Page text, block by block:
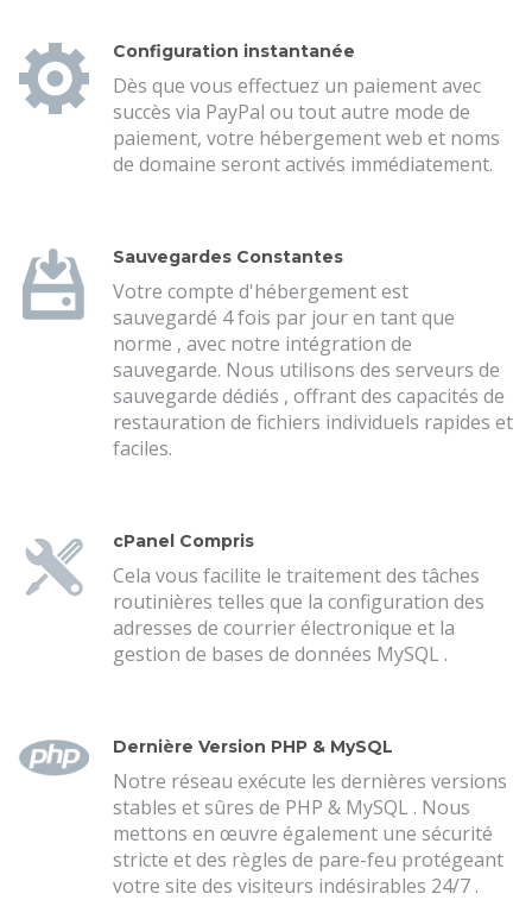
Configuration instantanée
Dès que vous effectuez un paiement avec
succès via PayPal ou tout autre mode de
paiement, votre hébergement web et noms
de domaine seront activés immédiatement.
Sauvegardes Constantes
Votre compte d'hébergement est
sauvegardé 4 fois par jour en tant que
norme , avec notre intégration de
sauvegarde. Nous utilisons des serveurs de
sauvegarde dédiés , offrant des capacités de
restauration de fichiers individuels rapides et
faciles.
cPanel Compris
Cela vous facilite le traitement des tâches
routinières telles que la configuration des
adresses de courrier électronique et la
gestion de bases de données MySQL .
Dernière Version PHP & MySQL
Notre réseau exécute les dernières versions
stables et sûres de PHP & MySQL . Nous
mettons en œuvre également une sécurité
stricte et des règles de pare-feu protégeant
votre site des visiteurs indésirables 24/7 .